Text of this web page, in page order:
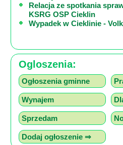
Relacja ze spotkania
KSRG OSP Cieklin
Wypadek w Cieklinie -
Ogloszenia:
Ogłoszenia gminne
Wynajem
Sprzedam
Dodaj ogłoszenie ⇒